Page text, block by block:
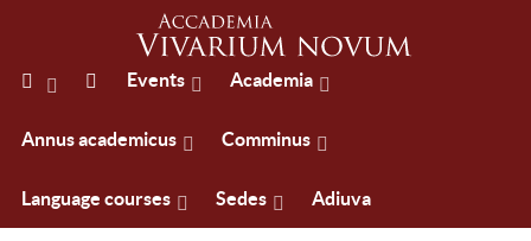
Events Academia
Annus academicus Comminus
Language courses Sedes Adiuva